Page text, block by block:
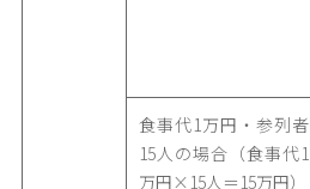
食事代1万円・参列者
15人の場合（食事代1
万円×15人＝15万円）